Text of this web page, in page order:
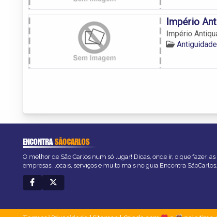
Império
Império
ENCONTRASÃOCARLOS
O melhor de São Carlos num só lugar! Dicas, onde ir, o que fazer,
empresas, locais, serviços e muito mais no guia Encontra SãoCarlos.